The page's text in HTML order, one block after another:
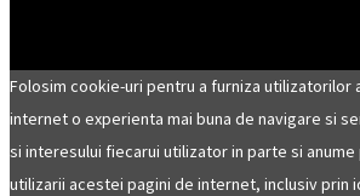
Folosim cookie-uri pentru a furniza utilizatorilor
internet o experienta mai buna de navigare si
si interesului fiecarui utilizator in parte si
utilizarii acestei pagini de internet, inclusiv prin